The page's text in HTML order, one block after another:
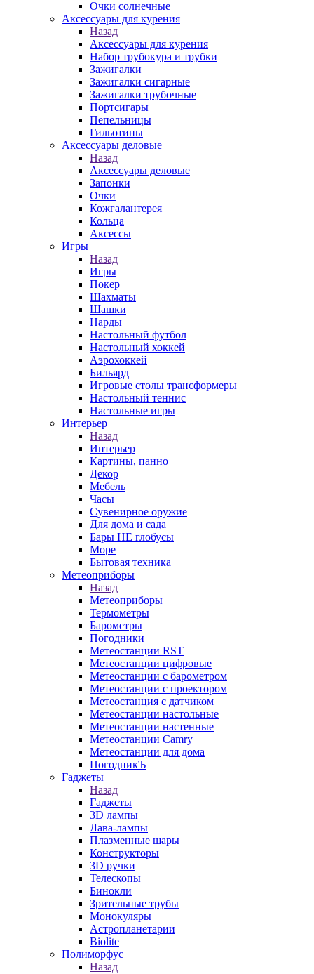
Очки солнечные
Аксессуары для курения
Назад
Аксессуары для курения
Набор трубокура и трубки
Зажигалки
Зажигалки сигарные
Зажигалки трубочные
Портсигары
Пепельницы
Гильотины
Аксессуары деловые
Назад
Аксессуары деловые
Запонки
Очки
Кожгалантерея
Кольца
Аксессы
Игры
Назад
Игры
Покер
Шахматы
Шашки
Нарды
Настольный футбол
Настольный хоккей
Аэрохоккей
Бильярд
Игровые столы трансформеры
Настольный теннис
Настольные игры
Интерьер
Назад
Интерьер
Картины, панно
Декор
Мебель
Часы
Сувенирное оружие
Для дома и сада
Бары НЕ глобусы
Море
Бытовая техника
Метеоприборы
Назад
Метеоприборы
Термометры
Барометры
Погодники
Метеостанции RST
Метеостанции цифровые
Метеостанции с барометром
Метеостанции с проектором
Метеостанция с датчиком
Метеостанции настольные
Метеостанции настенные
Метеостанции Camry
Метеостанции для дома
ПогодникЪ
Гаджеты
Назад
Гаджеты
3D лампы
Лава-лампы
Плазменные шары
Конструкторы
3D ручки
Телескопы
Бинокли
Зрительные трубы
Монокуляры
Астропланетарии
Biolite
Полиморфус
Назад